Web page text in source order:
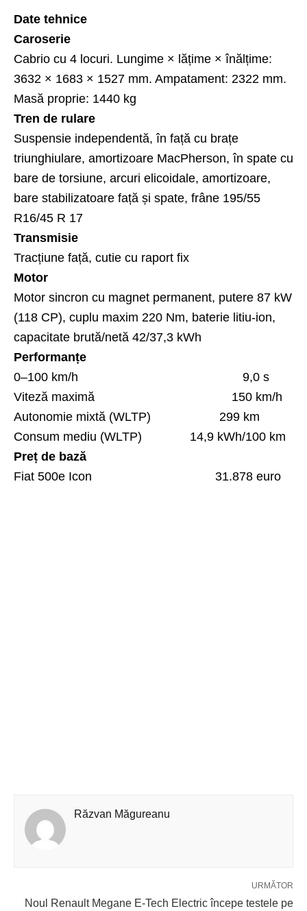
Date tehnice
Caroserie
Cabrio cu 4 locuri. Lungime × lățime × înălțime:
3632 × 1683 × 1527 mm. Ampatament: 2322 mm.
Masă proprie: 1440 kg
Tren de rulare
Suspensie independentă, în față cu brațe
triunghiulare, amortizoare MacPherson, în spate cu
bare de torsiune, arcuri elicoidale, amortizoare,
bare stabilizatoare față și spate, frâne 195/55
R16/45 R 17
Transmisie
Tracțiune față, cutie cu raport fix
Motor
Motor sincron cu magnet permanent, putere 87 kW
(118 CP), cuplu maxim 220 Nm, baterie litiu-ion,
capacitate brută/netă 42/37,3 kWh
Performanțe
0–100 km/h 9,0 s
Viteză maximă 150 km/h
Autonomie mixtă (WLTP) 299 km
Consum mediu (WLTP) 14,9 kWh/100 km
Preț de bază
Fiat 500e Icon 31.878 euro
Răzvan Măgureanu
URMĂTOR
Noul Renault Megane E-Tech Electric începe testele pe